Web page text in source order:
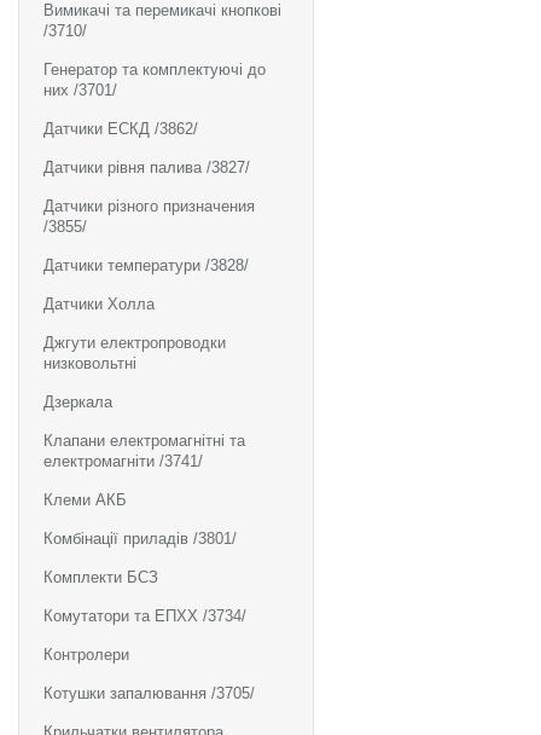
Вимикачі та перемикачі кнопкові
/3710/
Генератор та комплектуючі до
них /3701/
Датчики ЕСКД /3862/
Датчики рівня палива /3827/
Датчики різного призначения
/3855/
Датчики температури /3828/
Датчики Холла
Джгути електропроводки
низковольтні
Дзеркала
Клапани електромагнітні та
електромагніти /3741/
Клеми АКБ
Комбінації приладів /3801/
Комплекти БСЗ
Комутатори та ЕПХХ /3734/
Контролери
Котушки запалювання /3705/